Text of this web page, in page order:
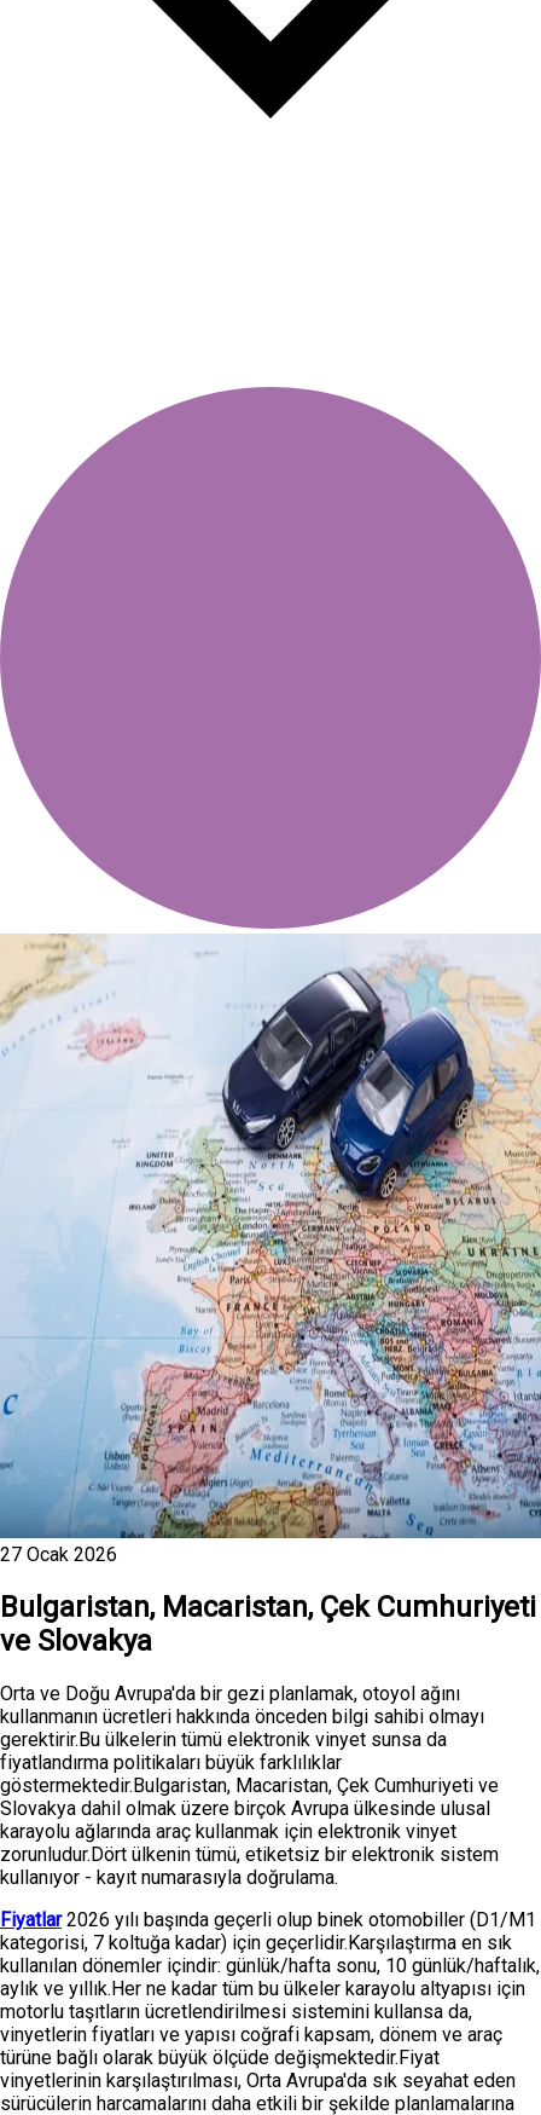
27 Ocak 2026
Bulgaristan, Macaristan, Çek Cumhuriyeti
ve Slovakya
Orta ve Doğu Avrupa'da bir gezi planlamak, otoyol ağını
kullanmanın ücretleri hakkında önceden bilgi sahibi olmayı
gerektirir.Bu ülkelerin tümü elektronik vinyet sunsa da
fiyatlandırma politikaları büyük farklılıklar
göstermektedir.Bulgaristan, Macaristan, Çek Cumhuriyeti ve
Slovakya dahil olmak üzere birçok Avrupa ülkesinde ulusal
karayolu ağlarında araç kullanmak için elektronik vinyet
zorunludur.Dört ülkenin tümü, etiketsiz bir elektronik sistem
kullanıyor - kayıt numarasıyla doğrulama.
Fiyatlar2026 yılı başında geçerli olup binek otomobiller (D1/M1
kategorisi, 7 koltuğa kadar) için geçerlidir.Karşılaştırma en sık
kullanılan dönemler içindir: günlük/hafta sonu, 10 günlük/haftalık,
aylık ve yıllık.Her ne kadar tüm bu ülkeler karayolu altyapısı için
motorlu taşıtların ücretlendirilmesi sistemini kullansa da,
vinyetlerin fiyatları ve yapısı coğrafi kapsam, dönem ve araç
türüne bağlı olarak büyük ölçüde değişmektedir.Fiyat
vinyetlerinin karşılaştırılması, Orta Avrupa'da sık seyahat eden
sürücülerin harcamalarını daha etkili bir şekilde planlamalarına